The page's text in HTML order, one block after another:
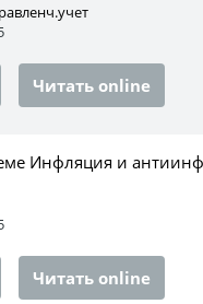
Читать online
Инфляция и
Читать online